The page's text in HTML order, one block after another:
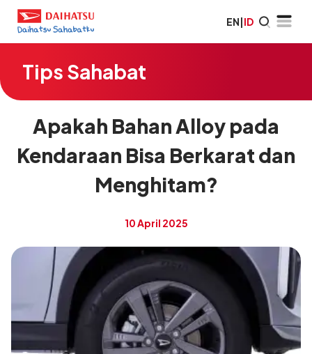
EN|ID
Tips Sahabat
Apakah Bahan Alloy pada
Kendaraan Bisa Berkarat dan
Menghitam?
10 April 2025